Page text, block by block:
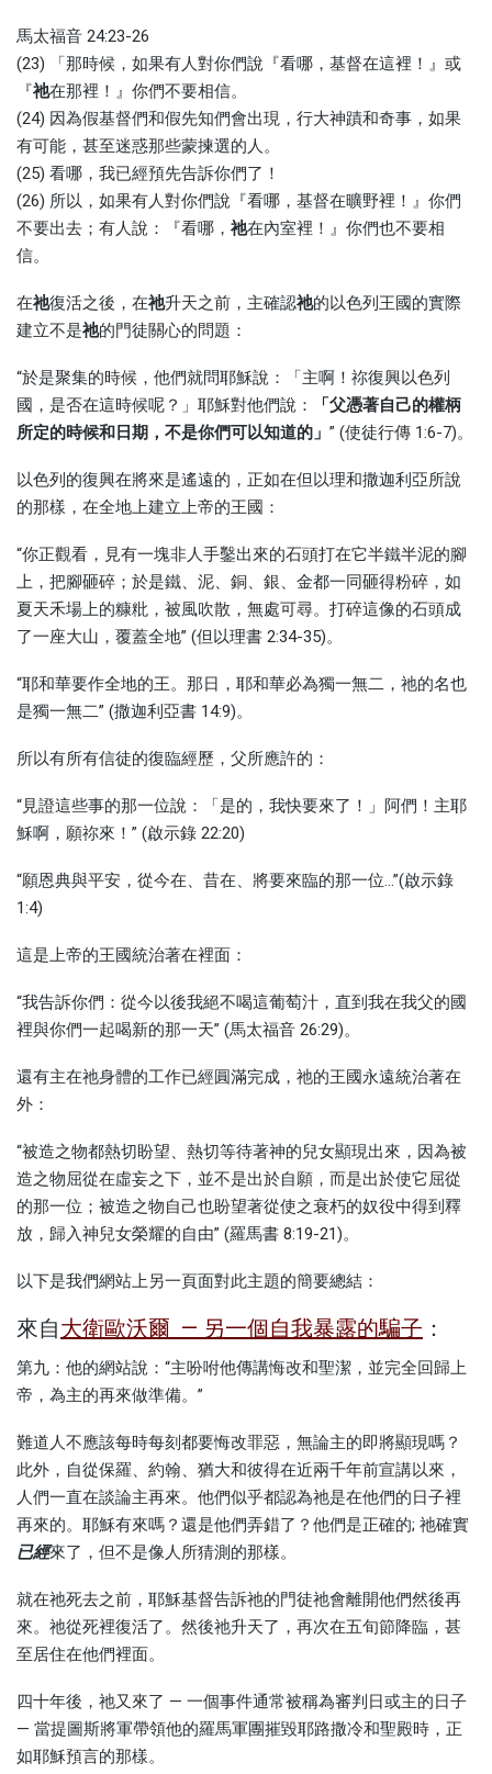
馬太福音 24:23-26
(23) 「那時候，如果有人對你們說『看哪，基督在這裡！』或
『祂在那裡！』你們不要相信。
(24) 因為假基督們和假先知們會出現，行大神蹟和奇事，如果
有可能，甚至迷惑那些蒙揀選的人。
(25) 看哪，我已經預先告訴你們了！
(26) 所以，如果有人對你們說『看哪，基督在曠野裡！』你們
不要出去；有人說：『看哪， 祂在內室裡！』你們也不要相
信。
在祂復活之後，在祂升天之前，主確認祂的以色列王國的實際
建立不是祂的門徒關心的問題：
“於是聚集的時候，他們就問耶穌說：「主啊！祢復興以色列
國，是否在這時候呢？」耶穌對他們說：
「父憑著自己的權柄
所定的時候和日期 ， 不是你們可以知道的」 ” (使徒行傳 1:6-7)。
以色列的復興在將來是遙遠的，正如在但以理和撒迦利亞所說
的那樣，在全地上建立上帝的王國：
“你正觀看，見有一塊非人手鑿出來的石頭打在它半鐵半泥的腳
上，把腳砸碎；於是鐵、泥、銅、銀、金都一同砸得粉碎，如
夏天禾場上的糠粃，被風吹散，無處可尋。打碎這像的石頭成
了一座大山，覆蓋全地” (但以理書 2:34-35)。
“耶和華要作全地的王。那日，耶和華必為獨一無二，祂的名也
是獨一無二” (撒迦利亞書 14:9)。
所以有所有信徒的復臨經歷，父所應許的：
“見證這些事的那一位說：「是的，我快要來了！」阿們！主耶
穌啊，願祢來！” (啟示錄 22:20)
“願恩典與平安，從今在、昔在、將要來臨的那一位…”(啟示錄
1:4)
這是上帝的王國統治著在裡面：
“我告訴你們：從今以後我絕不喝這葡萄汁，直到我在我父的國
裡與你們一起喝新的那一天” (馬太福音 26:29)。
還有主在祂身體的工作已經圓滿完成，祂的王國永遠統治著在
外：
“被造之物都熱切盼望、熱切等待著神的兒女顯現出來，因為被
造之物屈從在虛妄之下，並不是出於自願，而是出於使它屈從
的那一位；被造之物自己也盼望著從使之衰朽的奴役中得到釋
放，歸入神兒女榮耀的自由” (羅馬書 8:19-21)。
以下是我們網站上另一頁面對此主題的簡要總結：
來自大衛歐沃爾 — 另一個自我暴露的騙子 ：
第九：他的網站說：“主吩咐他傳講悔改和聖潔，並完全回歸上
帝，為主的再來做準備。”
難道人不應該每時每刻都要悔改罪惡，無論主的即將顯現嗎？
此外，自從保羅、約翰、猶大和彼得在近兩千年前宣講以來，
人們一直在談論主再來。他們似乎都認為祂是在他們的日子裡
再來的。耶穌有來嗎？還是他們弄錯了？他們是正確的; 祂確實
已經來了，但不是像人所猜測的那樣。
就在祂死去之前，耶穌基督告訴祂的門徒祂會離開他們然後再
來。祂從死裡復活了。然後祂升天了，再次在五旬節降臨，甚
至居住在他​​們裡面。
四十年後，祂又來了 — 一個事件通常被稱為審判日或主的日子
— 當提圖斯將軍帶領他的羅馬軍團摧毀耶路撒冷和聖殿時，正
如耶穌預言的那樣。